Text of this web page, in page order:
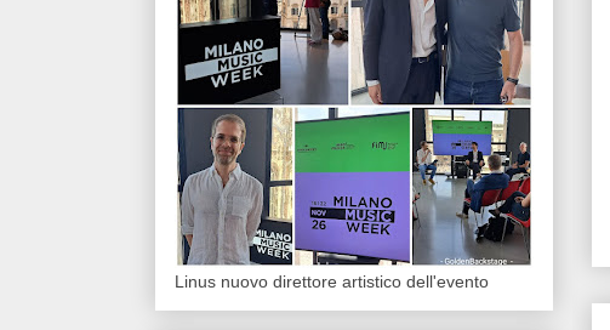
Linus nuovo direttore artistico dell'evento